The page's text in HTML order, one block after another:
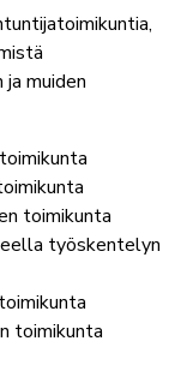
muiden
toimikunta
työskentelyn
toimikunta